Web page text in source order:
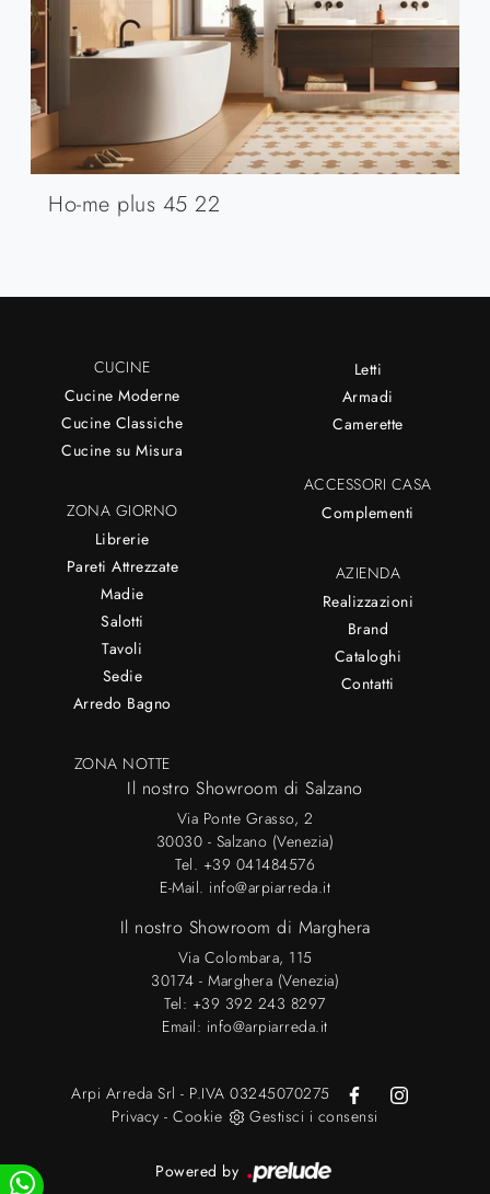
Ho-me plus 45 22
CUCINE
Cucine Moderne
Cucine Classiche
Cucine su Misura
ZONA GIORNO
Librerie
Pareti Attrezzate
Madie
Salotti
Tavoli
Sedie
Arredo Bagno
ZONA NOTTE
Letti
Armadi
Camerette
ACCESSORI CASA
Complementi
AZIENDA
Realizzazioni
Brand
Cataloghi
Contatti
Il nostro Showroom di Salzano
Via Ponte Grasso, 2
30030 - Salzano (Venezia)
Tel. +39 041484576
E-Mail. info@arpiarreda.it
Il nostro Showroom di Marghera
Via Colombara, 115
30174 - Marghera (Venezia)
Tel: +39 392 243 8297
Email: info@arpiarreda.it
Arpi Arreda Srl - P.IVA 03245070275
Privacy -Cookie Gestisci i consensi
Powered by